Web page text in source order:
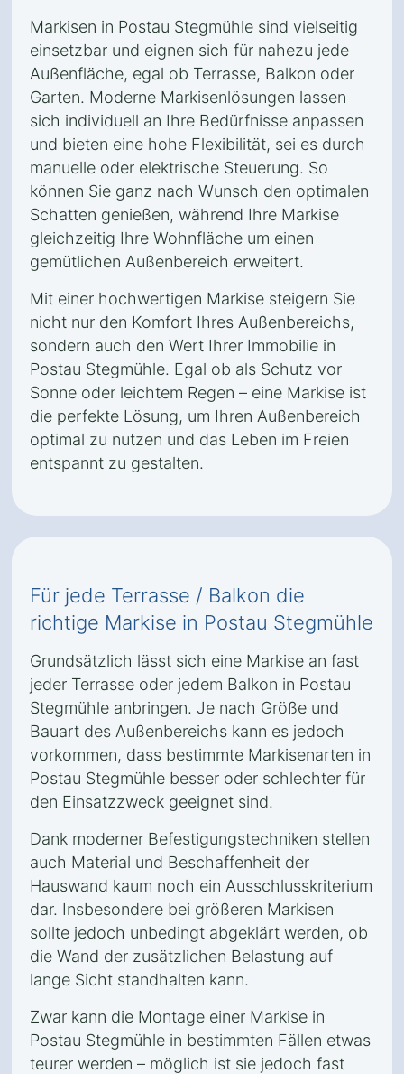
Markisen in Postau Stegmühle sind vielseitig
einsetzbar und eignen sich für nahezu jede
Außenfläche, egal ob Terrasse, Balkon oder
Garten. Moderne Markisenlösungen lassen
sich individuell an Ihre Bedürfnisse anpassen
und bieten eine hohe Flexibilität, sei es durch
manuelle oder elektrische Steuerung. So
können Sie ganz nach Wunsch den optimalen
Schatten genießen, während Ihre Markise
gleichzeitig Ihre Wohnfläche um einen
gemütlichen Außenbereich erweitert.
Mit einer hochwertigen Markise steigern Sie
nicht nur den Komfort Ihres Außenbereichs,
sondern auch den Wert Ihrer Immobilie in
Postau Stegmühle. Egal ob als Schutz vor
Sonne oder leichtem Regen – eine Markise ist
die perfekte Lösung, um Ihren Außenbereich
optimal zu nutzen und das Leben im Freien
entspannt zu gestalten.
Für jede Terrasse / Balkon die
richtige Markise in Postau Stegmühle
Grundsätzlich lässt sich eine Markise an fast
jeder Terrasse oder jedem Balkon in Postau
Stegmühle anbringen. Je nach Größe und
Bauart des Außenbereichs kann es jedoch
vorkommen, dass bestimmte Markisenarten in
Postau Stegmühle besser oder schlechter für
den Einsatzzweck geeignet sind.
Dank moderner Befestigungstechniken stellen
auch Material und Beschaffenheit der
Hauswand kaum noch ein Ausschlusskriterium
dar. Insbesondere bei größeren Markisen
sollte jedoch unbedingt abgeklärt werden, ob
die Wand der zusätzlichen Belastung auf
lange Sicht standhalten kann.
Zwar kann die Montage einer Markise in
Postau Stegmühle in bestimmten Fällen etwas
teurer werden – möglich ist sie jedoch fast